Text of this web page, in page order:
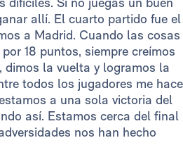
allí. El cuarto partido fue el
a Madrid. Cuando las cosas
18 puntos, siempre creímos
dimos la vuelta y logramos la
todos los jugadores me hace
a una sola victoria del
así. Estamos cerca del final
nos han hecho